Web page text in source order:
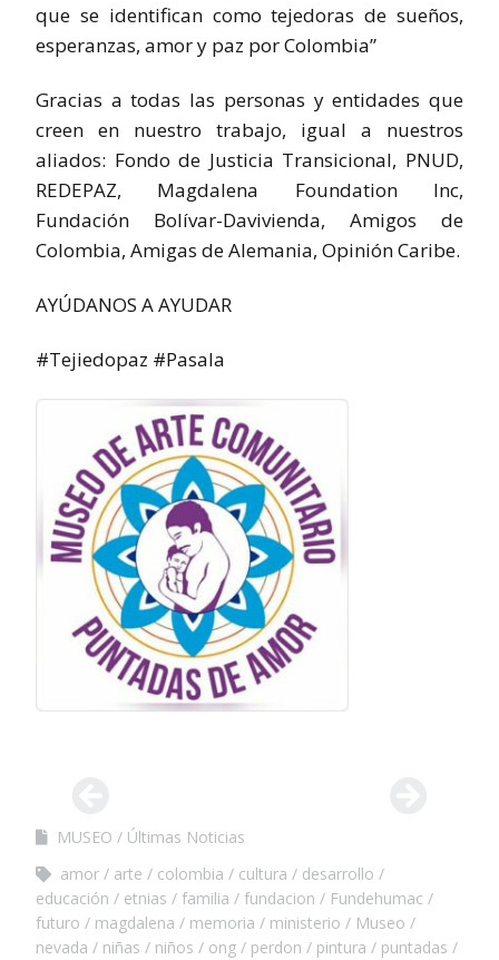
que se identifican como tejedoras de sueños,
esperanzas, amor y paz por Colombia”
Gracias a todas las personas y entidades que
creen en nuestro trabajo, igual a nuestros
aliados: Fondo de Justicia Transicional, PNUD,
REDEPAZ, Magdalena Foundation Inc,
Fundación Bolívar-Davivienda, Amigos de
Colombia, Amigas de Alemania, Opinión Caribe.
AYÚDANOS A AYUDAR
#Tejiedopaz #Pasala
MUSEO
Últimas Noticias
amor
arte colombia cultura
desarrollo
educación
etnias familia fundacion
Fundehumac
futuro
magdalena memoria ministerio
Museo
nevada
niñas niños ong perdon pintura
puntadas